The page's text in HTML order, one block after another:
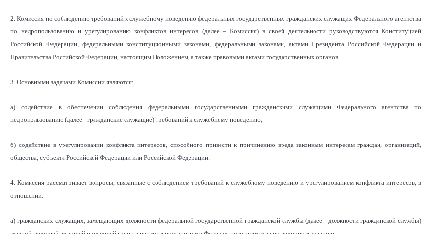
2. Комиссия по соблюдению требований к служебному поведению федеральных государственных гражданских служащих Федерального агентства
по недропользованию и урегулированию конфликтов интересов (далее – Комиссия) в своей деятельности руководствуются Конституцией
Российской Федерации, федеральными конституционными законами, федеральными законами, актами Президента Российской Федерации и
Правительства Российской Федерации, настоящим Положением, а также правовыми актами государственных органов.
3. Основными задачами Комиссии являются:
а) содействие в обеспечении соблюдения федеральными государственными гражданскими служащими Федерального агентства по
недропользованию (далее - гражданские служащие) требований к служебному поведению;
б) содействие в урегулировании конфликта интересов, способного привести к причинению вреда законным интересам граждан, организаций,
общества, субъекта Российской Федерации или Российской Федерации.
4. Комиссия рассматривает вопросы, связанные с соблюдением требований к служебному поведению и урегулированием конфликта интересов, в
отношении:
а) гражданских служащих, замещающих должности федеральной государственной гражданской службы (далее - должности гражданской службы)